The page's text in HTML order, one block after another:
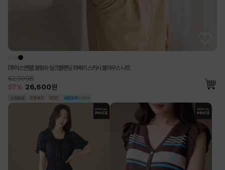
[루이스엔젤] 블랑슈 실크블렌딩 꽈배기 스카시 블라우스 니트
62,000원
57% 26,600원